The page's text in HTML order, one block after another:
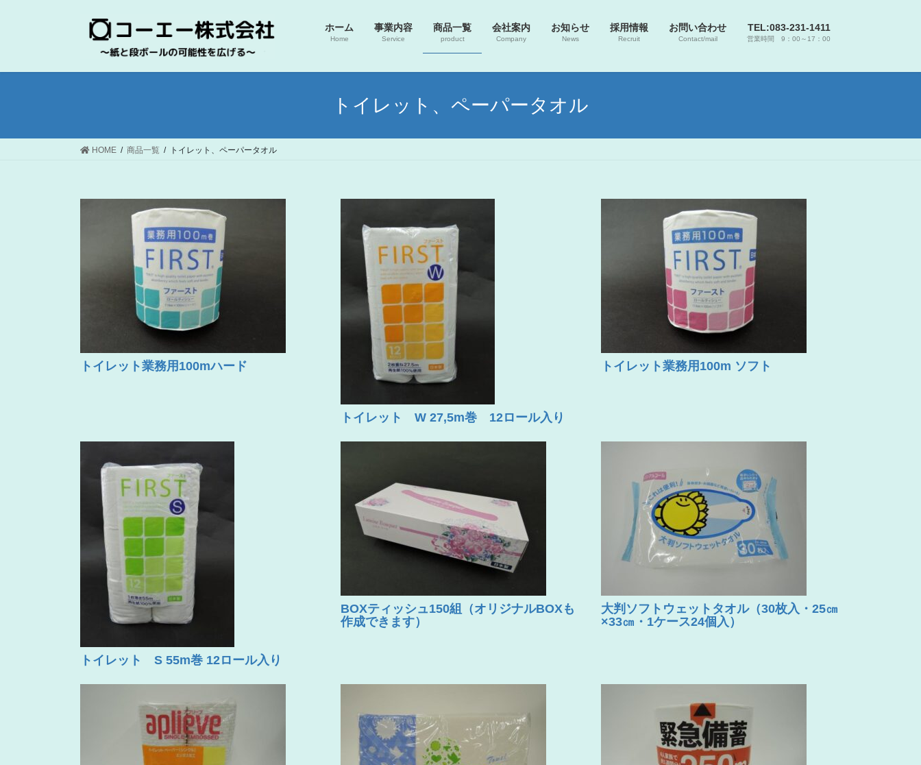
ツ
ッ
シ
移
ホーム
Home
事業内容
Service
商品一覧
product
会社案内
Company
お知らせ
News
採用情報
Recruit
お問い合わせ
Contact/mail
TEL:083-231-1411
営業時間 9：00～17：00
トイレット、ペーパータオル
HOME 商品一覧 トイレット、ペーパータオル
トイレット業務用100mハード
トイレット W 27,5m巻 12ロール入り
トイレット業務用100m ソフト
トイレット S 55m巻 12ロール入り
BOXティッシュ150組（オリジナルBOXも
作成できます）
大判ソフトウェットタオル（30枚入・25㎝
×33㎝・1ケース24個入）